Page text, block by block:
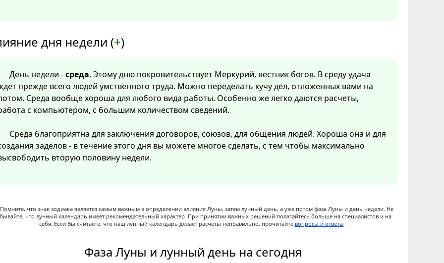
дня недели (+)
День недели -среда. Этому дню покровительствует Меркурий, вестник богов. В среду удача
прежде всего людей умственного труда. Можно переделать кучу дел, отложенных вами на
Среда вообще хороша для любого вида работы. Особенно же легко даются расчеты,
с компьютером, с большим количеством сведений.
Среда благоприятна для заключения договоров, союзов, для общения людей. Хороша она и для
заделов - в течение этого дня вы можете многое сделать, с тем чтобы максимально
вторую половину недели.
Помните, что знак зодиака является самым важным в определении влияния Луны, затем лунный день, а уже потом фаза Луны и день недели. Не
что лунный календарь имеет рекомендательный характер. При принятии важных решений полагайтесь больше на специалистов и на
себя. Если Вы считаете, что наш лунный календарь делает расчеты неправильно, прочитайте вопросы и ответы .
Фаза Луны и лунный день на сегодня